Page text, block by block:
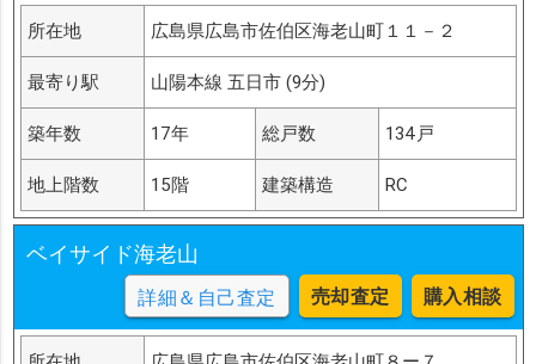
所在地 広島県広島市佐伯区海老山町１１－２
最寄り駅 山陽本線 五日市 (9分)
築年数 17年 総戸数 134戸
地上階数 15階 建築構造 RC
ベイサイド海老山
詳細＆自己査定 売却査定 購入相談